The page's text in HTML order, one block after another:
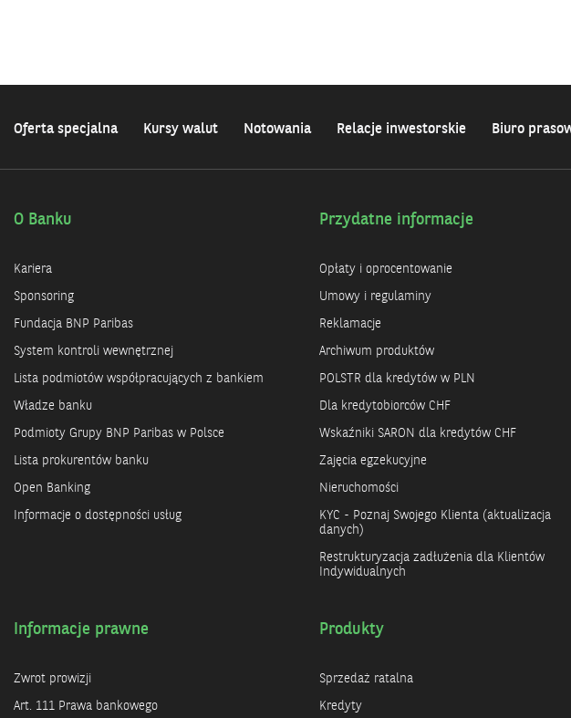
Oferta specjalna Kursy walut Notowania Relacje inwestorskie Biuro
O Banku
Kariera
Sponsoring
Fundacja BNP Paribas
System kontroli wewnętrznej
Lista podmiotów współpracujących z bankiem
Władze banku
Podmioty Grupy BNP Paribas w Polsce
Lista prokurentów banku
Open Banking
Informacje o dostępności usług
Przydatne informacje
Opłaty i oprocentowanie
Umowy i regulaminy
Reklamacje
Archiwum produktów
POLSTR dla kredytów w PLN
Dla kredytobiorców CHF
Wskaźniki SARON dla kredytów CHF
Zajęcia egzekucyjne
Nieruchomości
KYC - Poznaj Swojego Klienta (aktualizacja
danych)
Restrukturyzacja zadłużenia dla Klientów
Indywidualnych
Informacje prawne
Zwrot prowizji
Art. 111 Prawa bankowego
Produkty
Sprzedaż ratalna
Kredyty